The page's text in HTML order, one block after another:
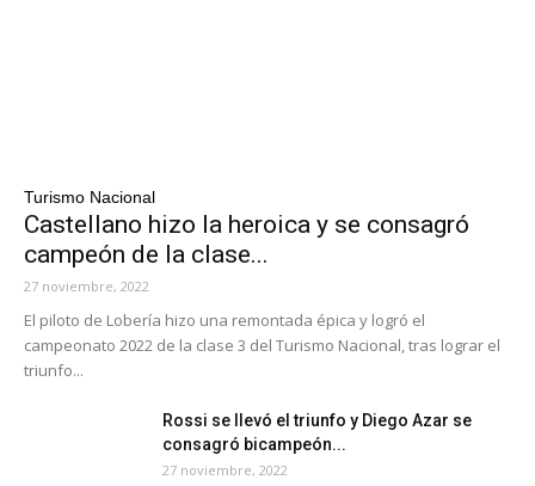
Turismo Nacional
Castellano hizo la heroica y se consagró
campeón de la clase...
27 noviembre, 2022
El piloto de Lobería hizo una remontada épica y logró el
campeonato 2022 de la clase 3 del Turismo Nacional, tras lograr el
triunfo...
Rossi se llevó el triunfo y Diego Azar se
consagró bicampeón...
27 noviembre, 2022